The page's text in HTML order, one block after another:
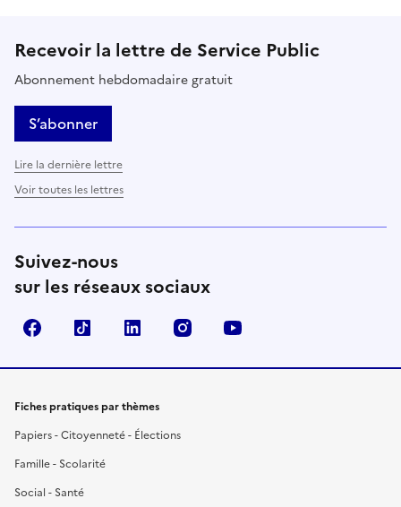
Recevoir la lettre de Service Public
Abonnement hebdomadaire gratuit
S’abonner
Lire la dernière lettre
Voir toutes les lettres
Suivez-nous
sur les réseaux sociaux
FacebookTikTok LinkedIn Instagram
Fiches pratiques par thèmes
Papiers - Citoyenneté - Élections
Famille - Scolarité
Social - Santé